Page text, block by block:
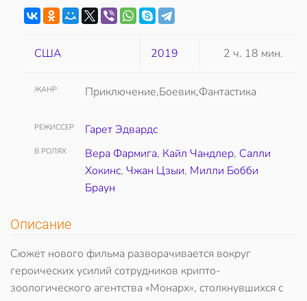
США 2019 2 ч. 18 мин.
ЖАНР Приключение,Боевик,Фантастика
РЕЖИССЕР Гарет Эдвардс
В РОЛЯХ Вера Фармига, Кайл Чандлер, Салли
Хокинс, Чжан Цзыи, Милли Бобби
Браун
Описание
Сюжет нового фильма разворачивается вокруг
героических усилий сотрудников крипто-
зоологического агентства «Монарх», столкнувшихся с